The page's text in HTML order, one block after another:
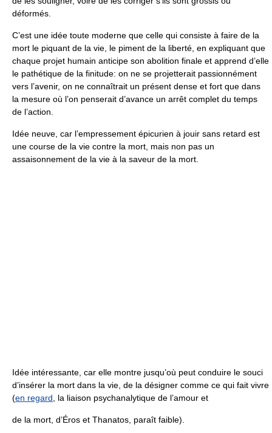
déformés.
C’est une idée toute moderne que celle qui consiste à faire de la
mort le piquant de la vie, le piment de la liberté, en expliquant que
chaque projet humain anticipe son abolition finale et apprend d’elle
le pathétique de la finitude: on ne se projetterait passionnément
vers l’avenir, on ne connaîtrait un présent dense et fort que dans
la mesure où l’on penserait d’avance un arrêt complet du temps
de l’action.
Idée neuve, car l’empressement épicurien à jouir sans retard est
une course de la vie contre la mort, mais non pas un
assaisonnement de la vie à la saveur de la mort.
Idée intéressante, car elle montre jusqu’où peut conduire le souci
d’insérer la mort dans la vie, de la désigner comme ce qui fait vivre
(en regard , la liaison psychanalytique de l’amour et
de la mort, d’Éros et Thanatos, paraît faible).